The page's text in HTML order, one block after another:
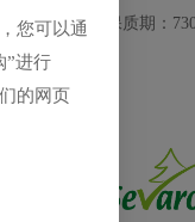
保质期：
您可以通
”进行
的网页